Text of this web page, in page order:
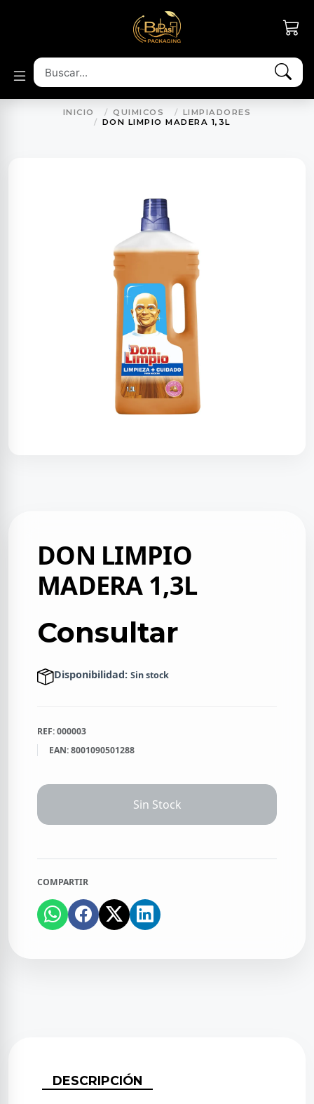
INICIO QUIMICOS
LIMPIADORES
DON LIMPIO MADERA 1,3L
DON LIMPIO
MADERA 1,3L
Consultar
Disponibilidad: Sin stock
REF: 000003
EAN: 8001090501288
Sin Stock
COMPARTIR
DESCRIPCIÓN